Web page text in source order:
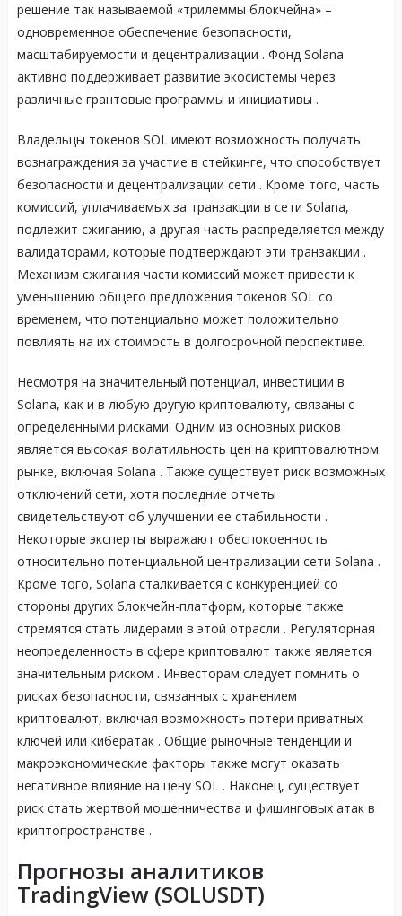
решение так называемой «трилеммы блокчейна» –
одновременное обеспечение безопасности,
масштабируемости и децентрализации . Фонд Solana
активно поддерживает развитие экосистемы через
различные грантовые программы и инициативы .
Владельцы токенов SOL имеют возможность получать
вознаграждения за участие в стейкинге, что способствует
безопасности и децентрализации сети . Кроме того, часть
комиссий, уплачиваемых за транзакции в сети Solana,
подлежит сжиганию, а другая часть распределяется между
валидаторами, которые подтверждают эти транзакции .
Механизм сжигания части комиссий может привести к
уменьшению общего предложения токенов SOL со
временем, что потенциально может положительно
повлиять на их стоимость в долгосрочной перспективе.
Несмотря на значительный потенциал, инвестиции в
Solana, как и в любую другую криптовалюту, связаны с
определенными рисками. Одним из основных рисков
является высокая волатильность цен на криптовалютном
рынке, включая Solana . Также существует риск возможных
отключений сети, хотя последние отчеты
свидетельствуют об улучшении ее стабильности .
Некоторые эксперты выражают обеспокоенность
относительно потенциальной централизации сети Solana .
Кроме того, Solana сталкивается с конкуренцией со
стороны других блокчейн-платформ, которые также
стремятся стать лидерами в этой отрасли . Регуляторная
неопределенность в сфере криптовалют также является
значительным риском . Инвесторам следует помнить о
рисках безопасности, связанных с хранением
криптовалют, включая возможность потери приватных
ключей или кибератак . Общие рыночные тенденции и
макроэкономические факторы также могут оказать
негативное влияние на цену SOL . Наконец, существует
риск стать жертвой мошенничества и фишинговых атак в
криптопространстве .
Прогнозы аналитиков
TradingView (SOLUSDT)